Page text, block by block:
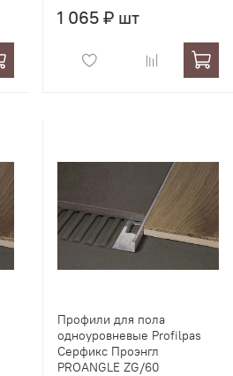
1 065 ₽ шт
Профили для пола
одноуровневые Profilpas
Серфикс Проэнгл
PROANGLE ZG/60